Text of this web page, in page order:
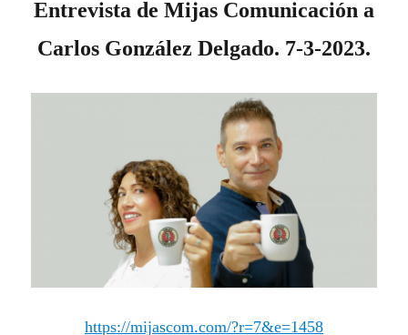
Entrevista de Mijas Comunicación a
Carlos González Delgado. 7-3-2023.
https://mijascom.com/?r=7&e=1458